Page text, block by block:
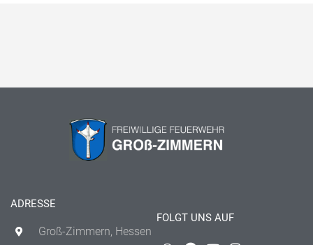
ADRESSE
Groß-Zimmern, Hessen
FOLGT UNS AUF